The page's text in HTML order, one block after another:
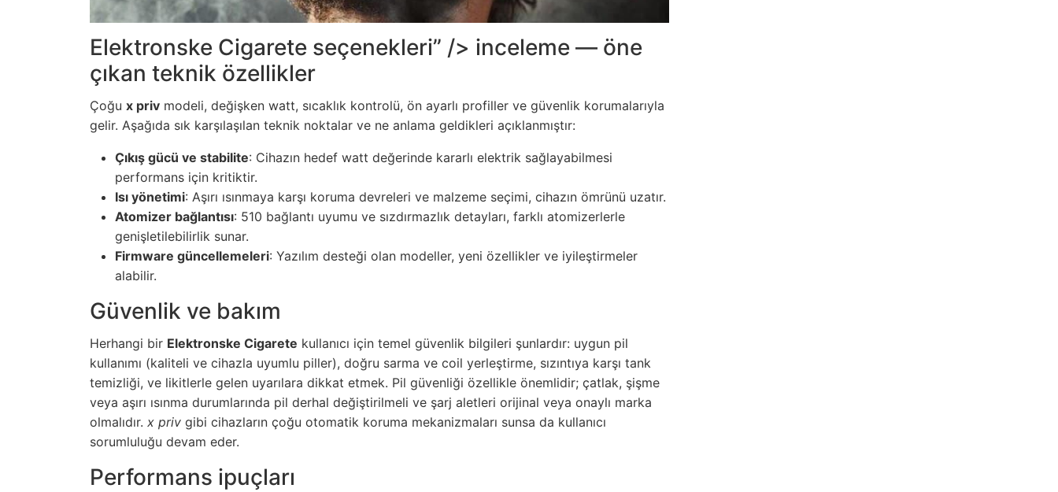
Elektronske Cigarete seçenekleri” /> inceleme — öne
çıkan teknik özellikler
Çoğu x priv modeli, değişken watt, sıcaklık kontrolü, ön ayarlı profiller ve güvenlik korumalarıyla
gelir. Aşağıda sık karşılaşılan teknik noktalar ve ne anlama geldikleri açıklanmıştır:
Çıkış gücü ve stabilite: Cihazın hedef watt değerinde kararlı elektrik sağlayabilmesi
performans için kritiktir.
Isı yönetimi: Aşırı ısınmaya karşı koruma devreleri ve malzeme seçimi, cihazın ömrünü uzatır.
Atomizer bağlantısı: 510 bağlantı uyumu ve sızdırmazlık detayları, farklı atomizerlerle
genişletilebilirlik sunar.
Firmware güncellemeleri: Yazılım desteği olan modeller, yeni özellikler ve iyileştirmeler
alabilir.
Güvenlik ve bakım
Herhangi bir Elektronske Cigarete kullanıcı için temel güvenlik bilgileri şunlardır: uygun pil
kullanımı (kaliteli ve cihazla uyumlu piller), doğru sarma ve coil yerleştirme, sızıntıya karşı tank
temizliği, ve likitlerle gelen uyarılara dikkat etmek. Pil güvenliği özellikle önemlidir; çatlak, şişme
veya aşırı ısınma durumlarında pil derhal değiştirilmeli ve şarj aletleri orijinal veya onaylı marka
olmalıdır. x priv gibi cihazların çoğu otomatik koruma mekanizmaları sunsa da kullanıcı
sorumluluğu devam eder.
Performans ipuçları